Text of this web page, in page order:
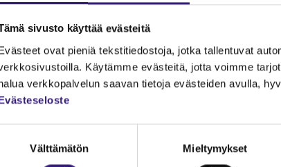
sivusto käyttää evästeitä
ovat pieniä tekstitiedostoja, jotka tallentuvat
Käytämme evästeitä, jotta voimme
verkkopalvelun saavan tietoja evästeiden avulla,
Välttämätön Mieltymykset
TILAA TÄSTÄ
ja tutustu lehteen
tilauksista olisi paras? Voit